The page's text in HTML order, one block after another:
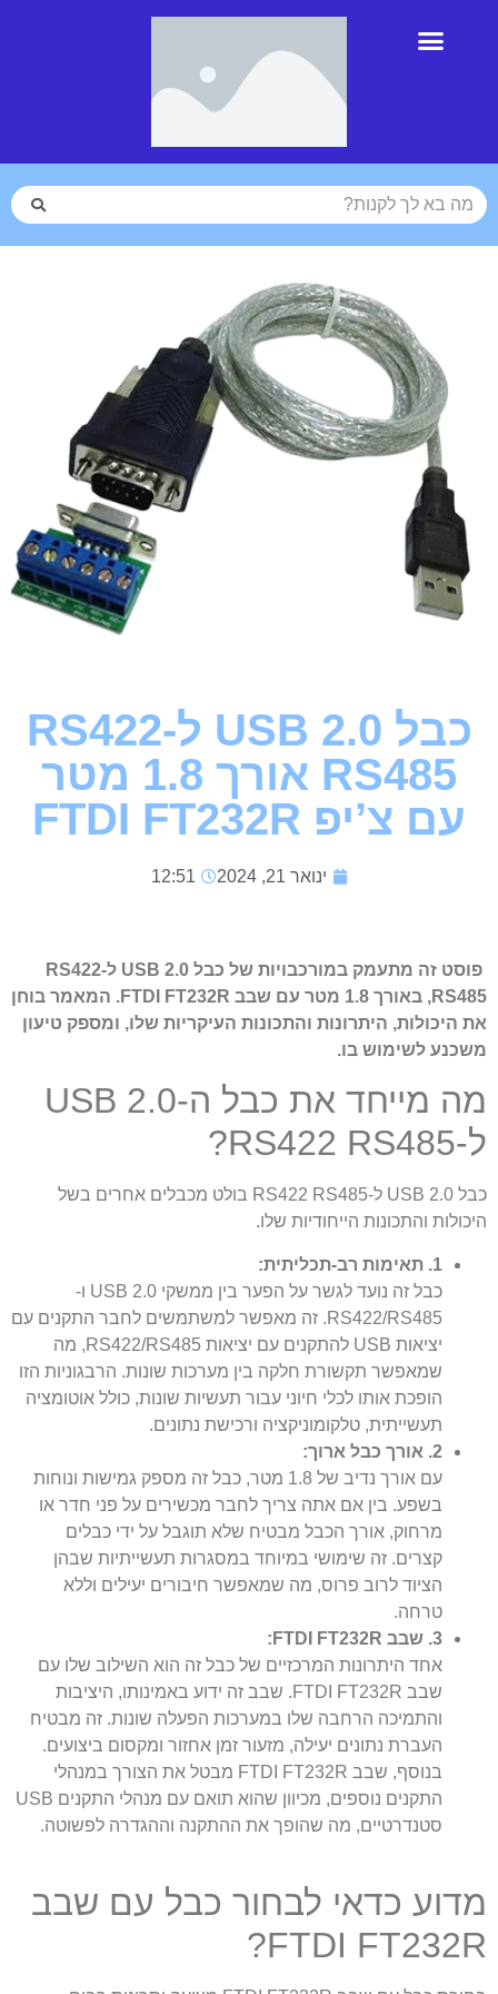
כבל USB 2.0 ל-RS422
RS485 אורך 1.8 מטר
עם צ’יפ FTDI FT232R
ינואר 21, 2024 12:51
פוסט זה מתעמק במורכבויות של כבל USB 2.0 ל-RS422
RS485, באורך 1.8 מטר עם שבב FTDI FT232R. המאמר בוחן
את היכולות, היתרונות והתכונות העיקריות שלו, ומספק טיעון
משכנע לשימוש בו.
מה מייחד את כבל ה-USB 2.0
ל-RS422 RS485?
כבל USB 2.0 ל-RS422 RS485 בולט מכבלים אחרים בשל
היכולות והתכונות הייחודיות שלו.
1. תאימות רב-תכליתית:
כבל זה נועד לגשר על הפער בין ממשקי USB 2.0 ו-
RS422/RS485. זה מאפשר למשתמשים לחבר התקנים עם
יציאות USB להתקנים עם יציאות RS422/RS485, מה
שמאפשר תקשורת חלקה בין מערכות שונות. הרבגוניות הזו
הופכת אותו לכלי חיוני עבור תעשיות שונות, כולל אוטומציה
תעשייתית, טלקומוניקציה ורכישת נתונים.
2. אורך כבל ארוך:
עם אורך נדיב של 1.8 מטר, כבל זה מספק גמישות ונוחות
בשפע. בין אם אתה צריך לחבר מכשירים על פני חדר או
מרחוק, אורך הכבל מבטיח שלא תוגבל על ידי כבלים
קצרים. זה שימושי במיוחד במסגרות תעשייתיות שבהן
הציוד לרוב פרוס, מה שמאפשר חיבורים יעילים וללא
טרחה.
3. שבב FTDI FT232R:
אחד היתרונות המרכזיים של כבל זה הוא השילוב שלו עם
שבב FTDI FT232R. שבב זה ידוע באמינותו, היציבות
והתמיכה הרחבה שלו במערכות הפעלה שונות. זה מבטיח
העברת נתונים יעילה, מזעור זמן אחזור ומקסום ביצועים.
בנוסף, שבב FTDI FT232R מבטל את הצורך במנהלי
התקנים נוספים, מכיוון שהוא תואם עם מנהלי התקנים USB
סטנדרטיים, מה שהופך את ההתקנה וההגדרה לפשוטה.
מדוע כדאי לבחור כבל עם שבב
FTDI FT232R?